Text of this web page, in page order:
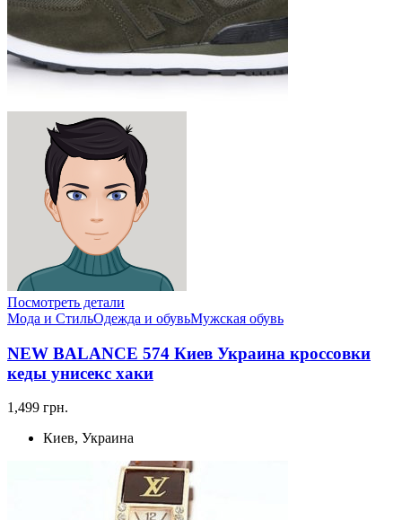
Посмотреть детали
Мода и СтильОдежда и обувьМужская обувь
NEW BALANCE 574 Киев Украина кроссовки
кеды унисекс хаки
1,499 грн.
Киев, Украина